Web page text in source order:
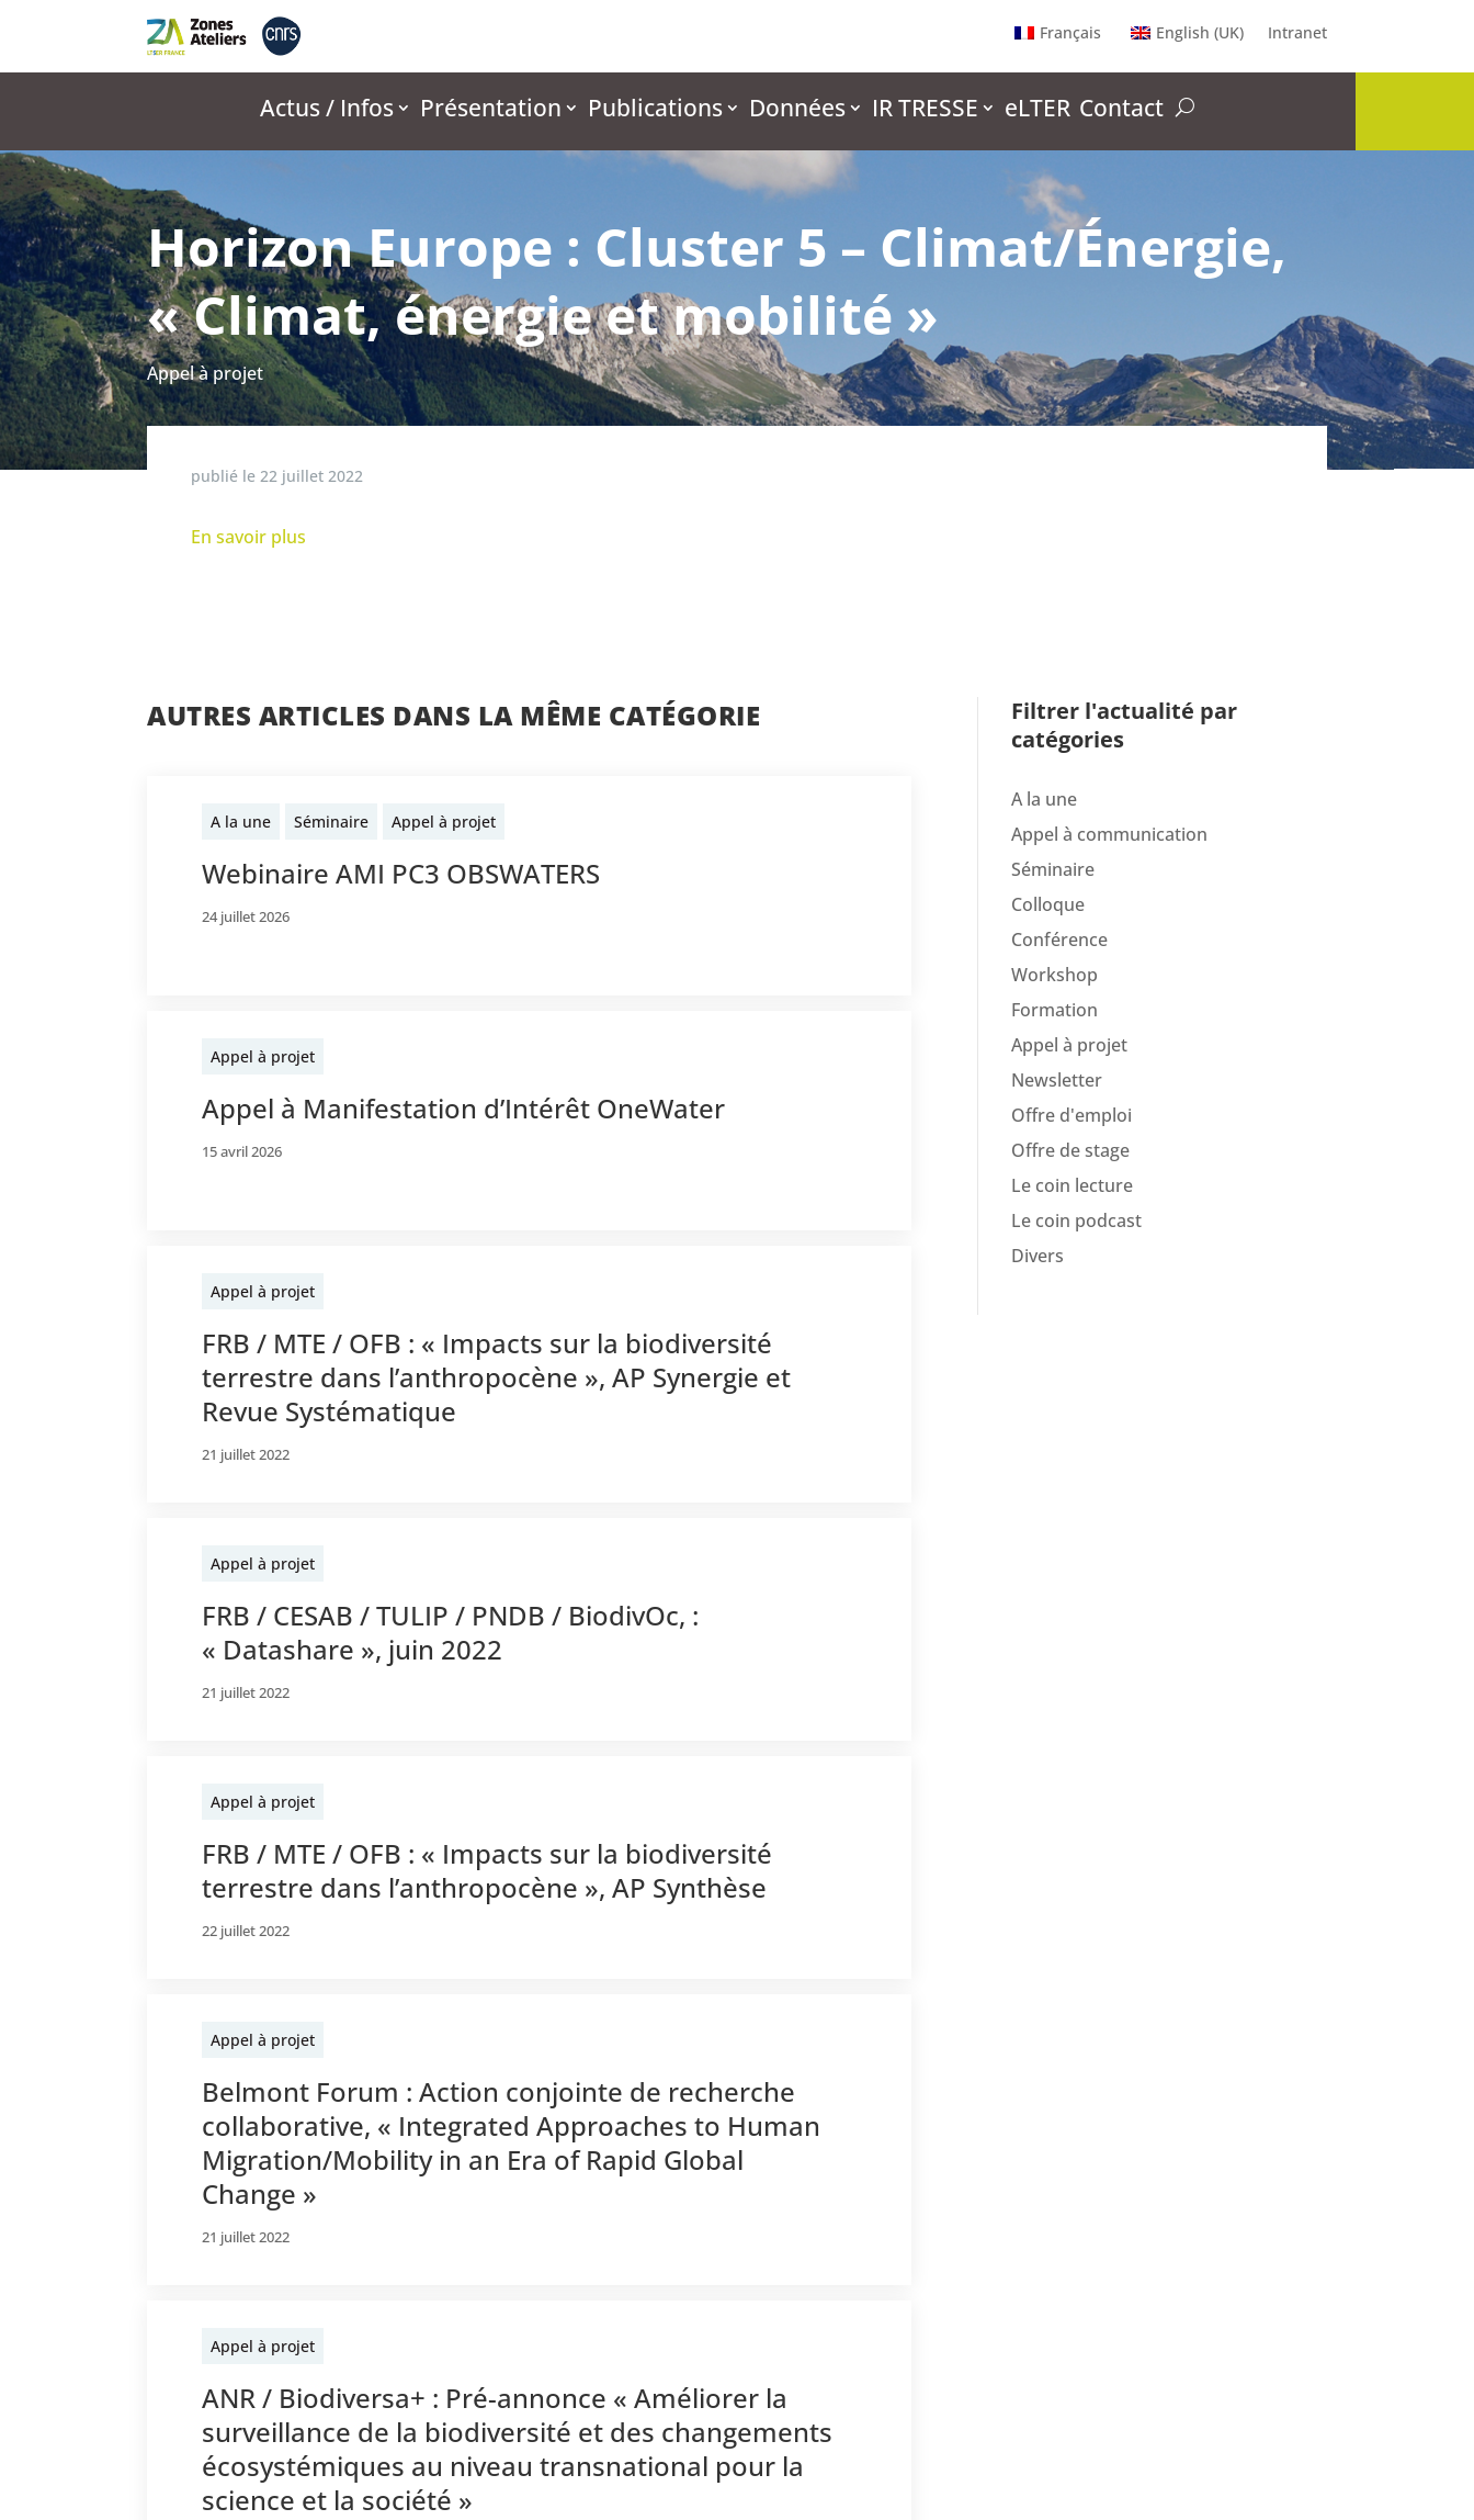
Français English (UK) Intranet
Actus / Infos Présentation Publications Données IR TRESSE eLTER Contact
Horizon Europe : Cluster 5 – Climat/Énergie,
« Climat, énergie et mobilité »
Appel à projet
publié le 22 juillet 2022
En savoir plus
AUTRES ARTICLES DANS LA MÊME CATÉGORIE
A la une Séminaire Appel à projet
Webinaire AMI PC3 OBSWATERS
24 juillet 2026
Appel à projet
Appel à Manifestation d’Intérêt OneWater
15 avril 2026
Appel à projet
FRB / MTE / OFB : « Impacts sur la biodiversité
terrestre dans l’anthropocène », AP Synergie et
Revue Systématique
21 juillet 2022
Appel à projet
FRB / CESAB / TULIP / PNDB / BiodivOc, :
« Datashare », juin 2022
21 juillet 2022
Appel à projet
FRB / MTE / OFB : « Impacts sur la biodiversité
terrestre dans l’anthropocène », AP Synthèse
22 juillet 2022
Appel à projet
Belmont Forum : Action conjointe de recherche
collaborative, « Integrated Approaches to Human
Migration/Mobility in an Era of Rapid Global
Change »
21 juillet 2022
Appel à projet
ANR / Biodiversa+ : Pré-annonce « Améliorer la
surveillance de la biodiversité et des changements
écosystémiques au niveau transnational pour la
science et la société »
Filtrer l'actualité par
catégories
A la une
Appel à communication
Séminaire
Colloque
Conférence
Workshop
Formation
Appel à projet
Newsletter
Offre d'emploi
Offre de stage
Le coin lecture
Le coin podcast
Divers